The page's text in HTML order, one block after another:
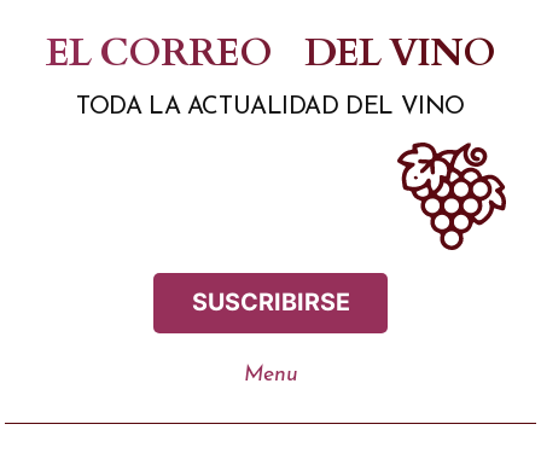
contenido
EL CORREO DEL VINO
TODA LA ACTUALIDAD DEL VINO
SUSCRIBIRSE